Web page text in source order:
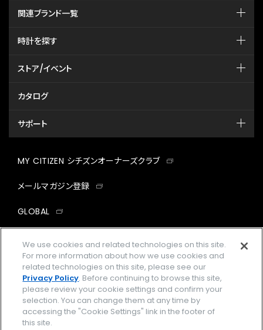
関連ブランド一覧
時計を探す
ストア/イベント
カタログ
サポート
MY CITIZEN シチズンオーナーズクラブ
メールマガジン登録
GLOBAL
facebookinstagramtwitter
企業情報 ご利用規約
プライバシーポリシー Cookies Settings
We use cookies and related technologies on this site.
For more information about how we use cookies and
related technologies on this site, please see our
Privacy Policy. Before continuing to browse this site,
please review your cookie settings and confirm your
selection. You can change them at any time by
accessing the "Cookie Settings" link in the footer of
this site.